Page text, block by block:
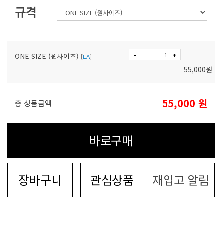
규격
ONE SIZE (원사이즈) [EA] - +
55,000원
총 상품금액 55,000 원
바로구매
장바구니 관심상품 재입고 알림